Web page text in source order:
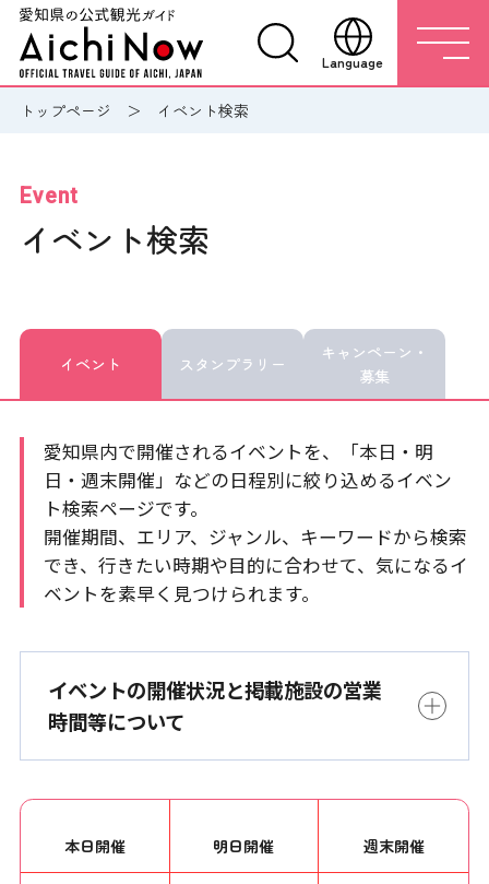
Language
トップページ イベント検索
Event
イベント検索
イベント スタンプラリー
キャンペーン・
募集
愛知県内で開催されるイベントを、「本日・明
日・週末開催」などの日程別に絞り込めるイベン
ト検索ページです。
開催期間、エリア、ジャンル、キーワードから検索
でき、行きたい時期や目的に合わせて、気になるイ
ベントを素早く見つけられます。
イベントの開催状況と掲載施設の営業
時間等について
本日開催 明日開催 週末開催